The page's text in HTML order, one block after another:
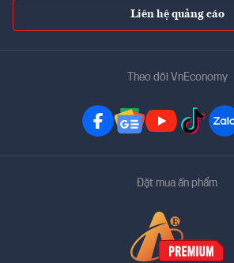
Liên hệ quảng cáo
Theo dõi VnEconomy
Đặt mua ấn phẩm